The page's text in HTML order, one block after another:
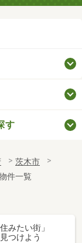
す
茨木市
件一覧
住みたい街」
つけよう